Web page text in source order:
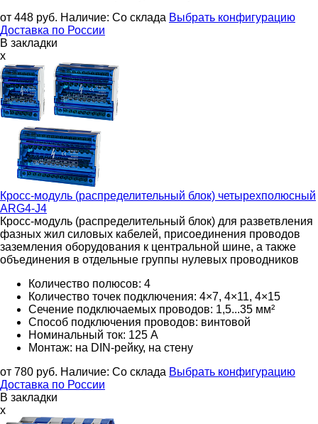
от 448 руб. Наличие: Со склада Выбрать конфигурацию
Доставка по России
В закладки
x
Кросс-модуль (распределительный блок) четырехполюсный
ARG4-J4
Кросс-модуль (распределительный блок) для разветвления
фазных жил силовых кабелей, присоединения проводов
заземления оборудования к центральной шине, а также
объединения в отдельные группы нулевых проводников
Количество полюсов: 4
Количество точек подключения: 4×7, 4×11, 4×15
Сечение подключаемых проводов: 1,5...35 мм²
Способ подключения проводов: винтовой
Номинальный ток: 125 А
Монтаж: на DIN-рейку, на стену
от 780 руб. Наличие: Со склада Выбрать конфигурацию
Доставка по России
В закладки
x